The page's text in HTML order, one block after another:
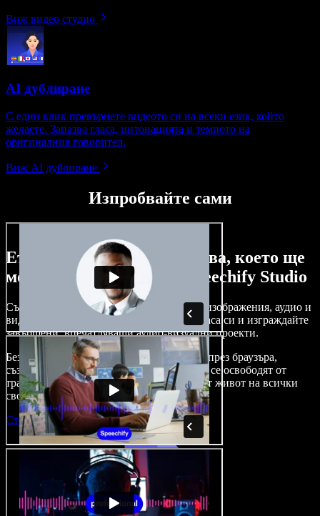
Виж видео студио
AI дублиране
С един клик превърнете видеото си на всеки език, който
желаете. Запазва гласа, интонацията и темпото на
оригиналния говорител.
Виж AI дублиране
Изпробвайте сами
Ето само малка част от това, което ще
можете да правите със Speechify Studio
Създавайте дублажи, добавяйте стокови изображения, аудио и
видео без авторски права, клонирайте гласа си и изграждайте
завършени, впечатляващи аудио-визуални проекти.
Без крива на обучение и с достъп изцяло през браузъра,
създателите на съдържание вече могат да се освободят от
традиционните ограничения и да вдъхнат живот на всички
свои креативни идеи.
Стартирай Studio